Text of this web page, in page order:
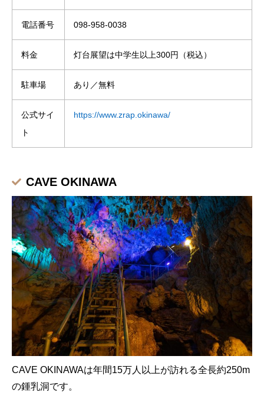
電話番号 098-958-0038
料金 灯台展望は中学生以上300円（税込）
駐車場 あり／無料
公式サイ
ト
https://www.zrap.okinawa/
CAVE OKINAWA
CAVE OKINAWAは年間15万人以上が訪れる全長約250m
の鍾乳洞です。